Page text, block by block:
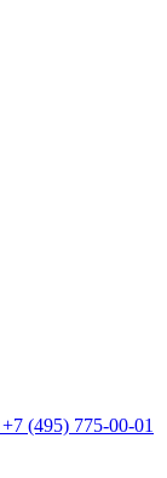
+7 (495) 775-00-01